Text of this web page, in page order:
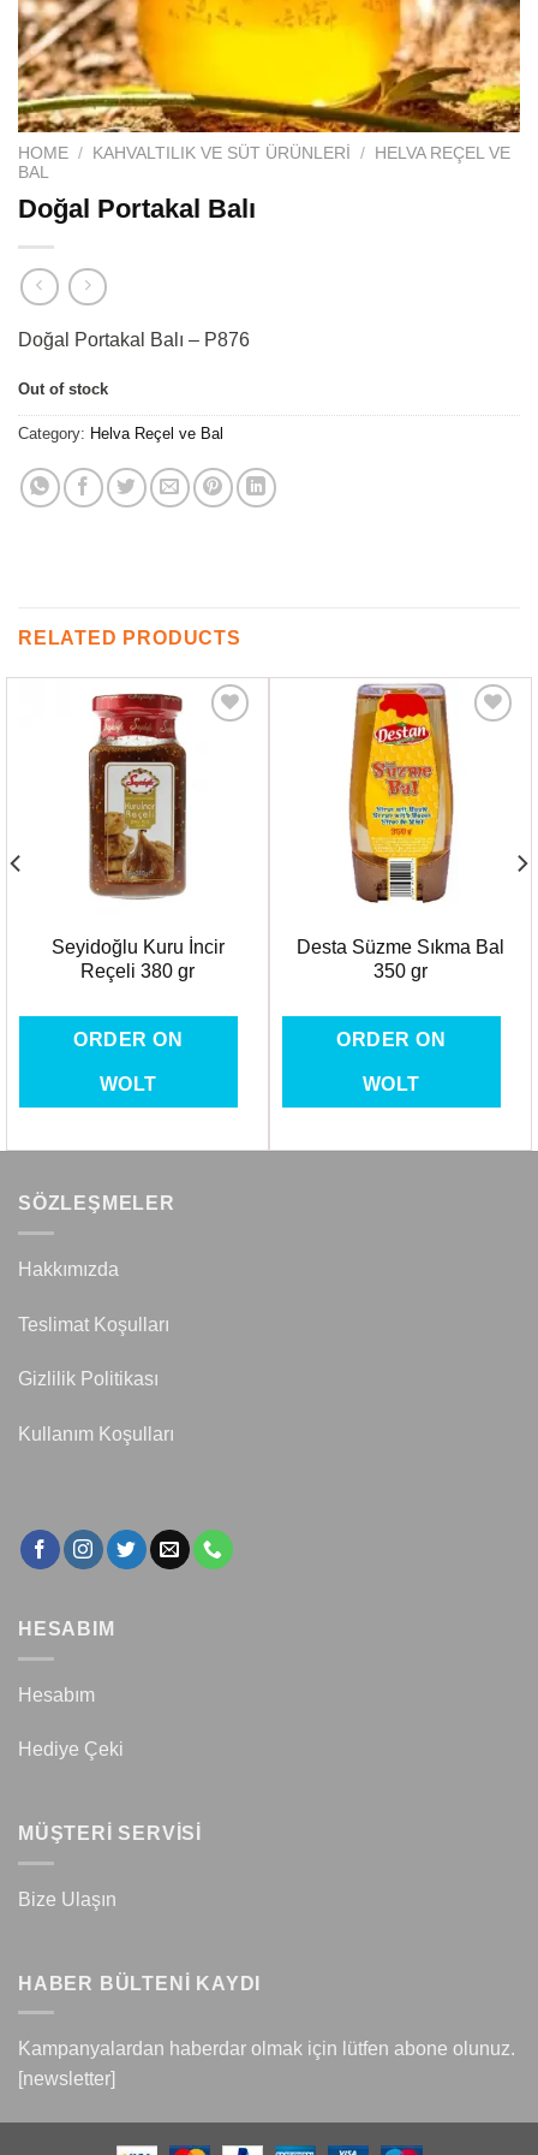
HOME / KAHVALTILIK VE SÜT ÜRÜNLERI /
HELVA REÇEL VE
BAL
Doğal Portakal Balı
Doğal Portakal Balı – P876
Out of stock
Category: Helva Reçel ve Bal
RELATED PRODUCTS
Favorilere
Seyidoğlu Kuru İncir
Reçeli 380 gr
ORDER ON
WOLT
Favorilere
Desta Süzme Sıkma Bal
350 gr
ORDER ON
WOLT
SÖZLEŞMELER
Hakkımızda
Teslimat Koşulları
Gizlilik Politikası
Kullanım Koşulları
HESABIM
Hesabım
Hediye Çeki
MÜŞTERİ SERVİSİ
Bize Ulaşın
HABER BÜLTENİ KAYDI
Kampanyalardan haberdar olmak için lütfen abone olunuz.
[newsletter]